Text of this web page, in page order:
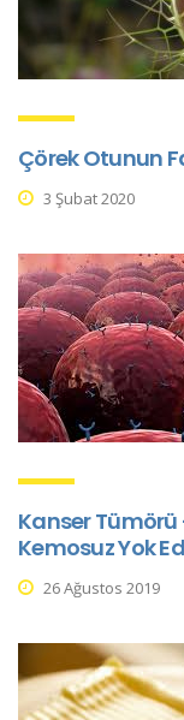
Çörek Otunun
3 Şubat 2020
Kanser Tümörü
Kemosuz Yok
26 Ağustos 2019